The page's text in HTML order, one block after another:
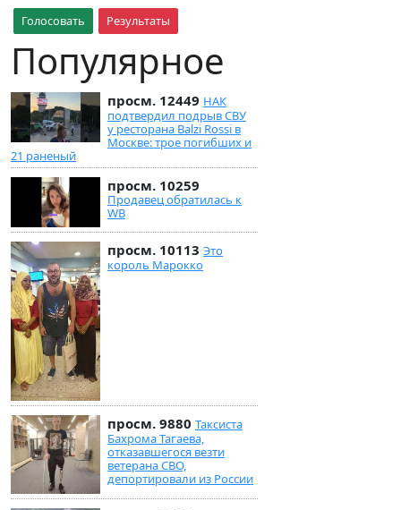
Голосовать Результаты
Популярное
просм. 12449 НАК
подтвердил подрыв СВУ
у ресторана Balzi Rossi в
Москве: трое погибших и
21 раненый
просм. 10259
Продавец обратилась к
WB
просм. 10113 Это
король Марокко
просм. 9880 Таксиста
Бахрома Тагаева,
отказавшегося везти
ветерана СВО,
депортировали из России